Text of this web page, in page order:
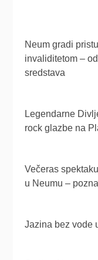
Neum gradi
invaliditetom –
sredstava
Legendarne
rock glazbe na
Večeras
u Neumu –
Jazina bez vode